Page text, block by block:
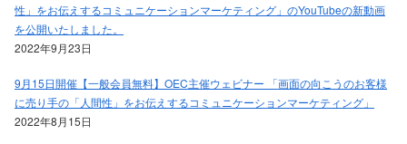
性」をお伝えするコミュニケーションマーケティング」のYouTubeの新動画
を公開いたしました。
2022年9月23日
9月15日開催【一般会員無料】OEC主催ウェビナー 「画面の向こうのお客様
に売り手の「人間性」をお伝えするコミュニケーションマーケティング」
2022年8月15日